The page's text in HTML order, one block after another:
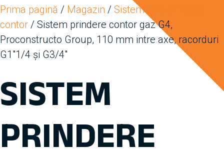
Prima pagină / Magazin / Sisteme de prindere
contor / Sistem prindere contor gaz G4,
Proconstructo Group, 110 mm intre axe, racorduri
G1″1/4 și G3/4″
SISTEM
PRINDERE